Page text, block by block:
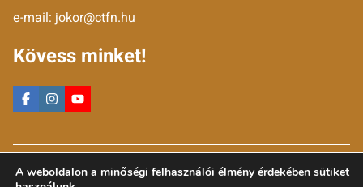
e-mail: jokor@ctfn.hu
Kövess minket!
Copyright © 2024 jokor.hu. Minden jog fenntartva.
A weboldalon a minőségi felhasználói élmény érdekében sütiket